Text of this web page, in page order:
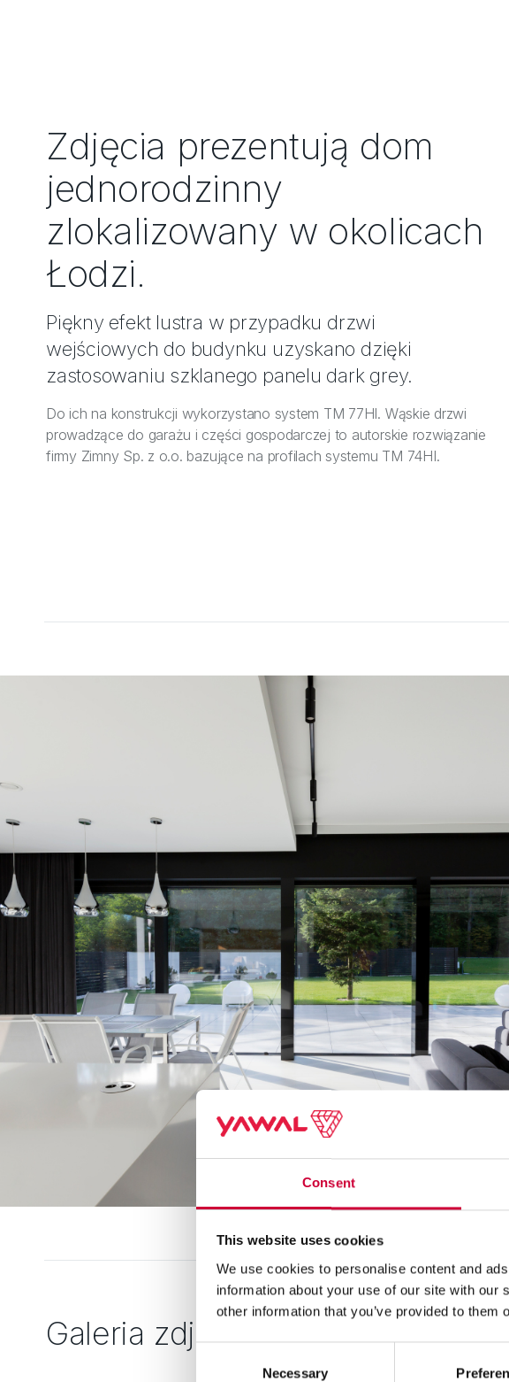
Consent
This website uses cookies
We use cookies to personalise content and
information about your use of our site with
other information that you’ve provided to
Necessary
Zdjęcia prezentują dom
jednorodzinny
zlokalizowany w okolicach
Łodzi.
Piękny efekt lustra w przypadku drzwi
wejściowych do budynku uzyskano dzięki
zastosowaniu szklanego panelu dark grey.
Do ich na konstrukcji wykorzystano system TM 77HI. Wąskie drzwi
prowadzące do garażu i części gospodarczej to autorskie rozwiązanie
firmy Zimny Sp. z o.o. bazujące na profilach systemu TM 74HI.
Galeria zdjęć